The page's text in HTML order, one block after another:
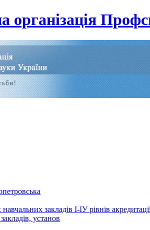
організація
закладів І-ІУ рівнів
установ